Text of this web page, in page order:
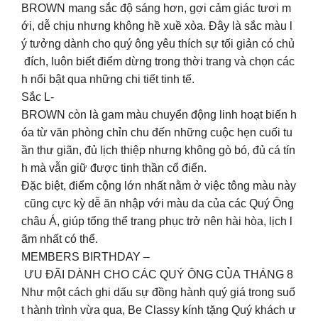
BROWN mang sắc độ sáng hơn, gợi cảm giác tươi m
ới, dễ chịu nhưng không hề xuề xòa. Đây là sắc màu l
ý tưởng dành cho quý ông yêu thích sự tối giản có chủ
đích, luôn biết điểm dừng trong thời trang và chọn các
h nổi bật qua những chi tiết tinh tế.
Sắc L-
BROWN còn là gam màu chuyển động linh hoạt biến h
óa từ văn phòng chỉn chu đến những cuộc hẹn cuối tu
ần thư giãn, đủ lịch thiệp nhưng không gò bó, đủ cá tín
h mà vẫn giữ được tinh thần cổ điển.
Đặc biệt, điểm cộng lớn nhất nằm ở việc tông màu này
cũng cực kỳ dễ ăn nhập với màu da của các Quý Ông
châu Á, giúp tổng thể trang phục trở nên hài hòa, lịch l
ãm nhất có thể.
MEMBERS BIRTHDAY –
ƯU ĐÃI DÀNH CHO CÁC QUÝ ÔNG CỦA THÁNG 8
Như một cách ghi dấu sự đồng hành quý giá trong suố
t hành trình vừa qua, Be Classy kính tặng Quý khách ư